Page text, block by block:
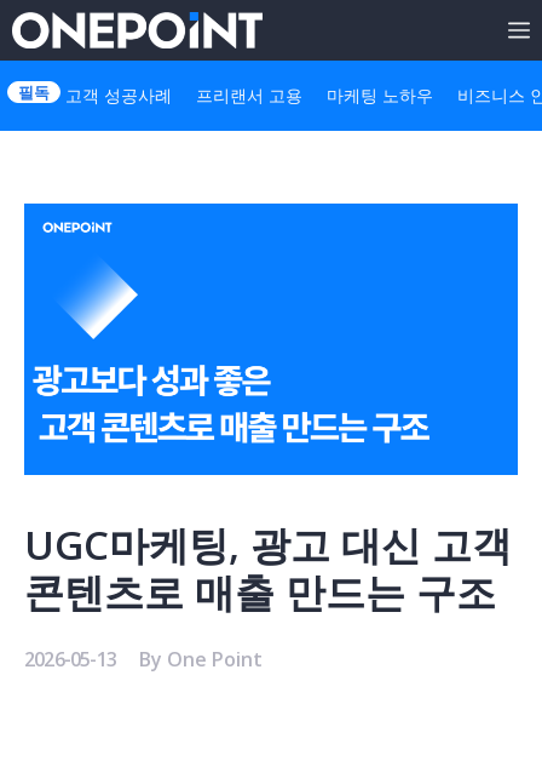
Skip
to
content
고객 성공사례 프리랜서 고용 마케팅 노하우 비즈니스
UGC마케팅, 광고 대신 고객
콘텐츠로 매출 만드는 구조
2026-05-13 By One Point